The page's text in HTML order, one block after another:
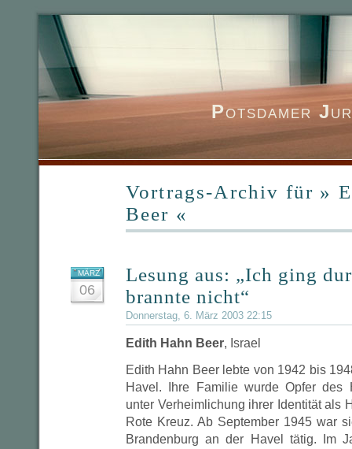
Potsdamer J
Vortrags-Archiv für »
Beer «
MÄRZ
06
Lesung aus: „Ich ging
brannte nicht“
Donnerstag, 6. März 2003 22:15
Edith Hahn Beer, Israel
Edith Hahn Beer lebte von 1942 bis
Havel. Ihre Familie wurde Opfer des
unter Verheimlichung ihrer Identität als
Rote Kreuz. Ab September 1945 war
Brandenburg an der Havel tätig. Im